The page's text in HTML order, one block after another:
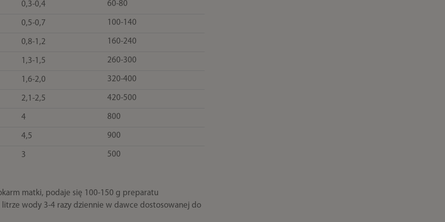
0,3-0,4 60-80
0,5-0,7 100-140
0,8-1,2 160-240
1,3-1,5 260-300
1,6-2,0 320-400
2,1-2,5 420-500
4 800
4,5 900
3 500
matki, podaje się 100-150 g preparatu
litrze wody 3-4 razy dziennie w dawce dostosowanej do